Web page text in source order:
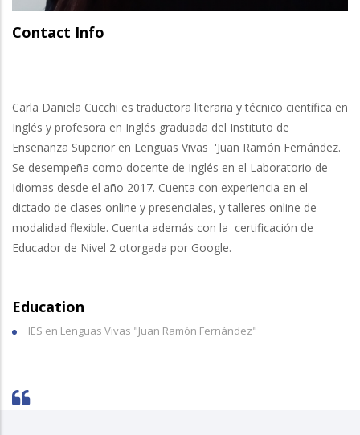
Contact Info
Carla Daniela Cucchi es traductora literaria y técnico científica en
Inglés y profesora en Inglés graduada del Instituto de
Enseñanza Superior en Lenguas Vivas 'Juan Ramón Fernández.'
Se desempeña como docente de Inglés en el Laboratorio de
Idiomas desde el año 2017. Cuenta con experiencia en el
dictado de clases online y presenciales, y talleres online de
modalidad flexible. Cuenta además con la certificación de
Educador de Nivel 2 otorgada por Google.
Education
IES en Lenguas Vivas "Juan Ramón Fernández"